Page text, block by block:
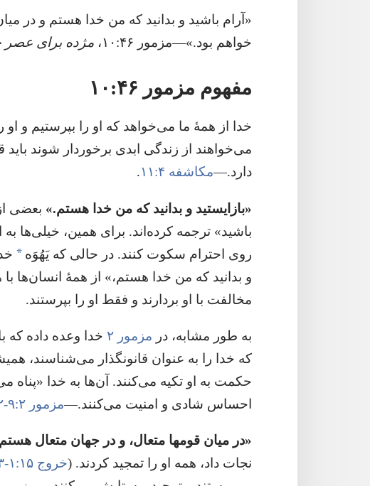
‏«آرام باشید و بدانید که من خدا هستم و در
خواهم بود.‏»—‏مزمور ۴۶:‏۱۰،‏
مژده برای عصر
مفهوم مزمور ۴۶:‏۱۰
خدا از همهٔ ما می‌خواهد که او را بپرستیم و او
می‌خواهند از زندگی ابدی برخوردار شوند
دارد.‏—‏مکاشفه ۴:‏۱۱ ‏.‏
‏«بازایستید و بدانید که من خدا هستم.‏»‏ بعضی
باشید» ترجمه کرده‌اند.‏ برای همین،‏ خیلی‌ها به
روی احترام سکوت کنند.‏ در حالی که یَهُوَه a
و بدانید که من خدا هستم،‏» از همهٔ انسان‌ها
مخالفت با او بردارند و فقط او را بپرستند.‏
به طور مشابه،‏ در مزمور ۲
خدا وعده داده که
که خدا را به عنوان قانونگذار می‌شناسند،‏
حکمت به او تکیه می‌کنند.‏ آن‌ها به خدا
احساس شادی و امنیت می‌کنند.‏—‏مزمور ۲:‏۹-‏۱۲
‏«در میان قومها متعال،‏ و در جهان متعال
نجات داد،‏ همه او را تمجید کردند.‏ (‏خروج ۱۵:‏۱-‏۳